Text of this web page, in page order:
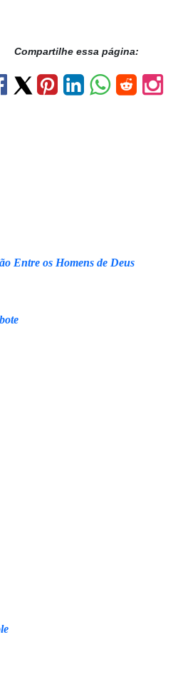
Compartilhe essa página:
Entre os Homens de Deus